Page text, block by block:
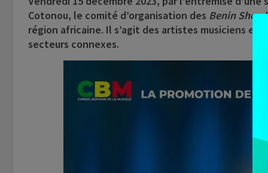
Cotonou, le comité d’organisation des Benin
région africaine. Il s’agit des artistes musiciens et
secteurs connexes.